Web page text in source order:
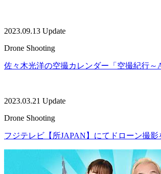
2023.09.13 Update
Drone Shooting
佐々木光洋の空撮カレンダー「空撮紀行～
2023.03.21 Update
Drone Shooting
フジテレビ【所JAPAN】にてドローン撮影